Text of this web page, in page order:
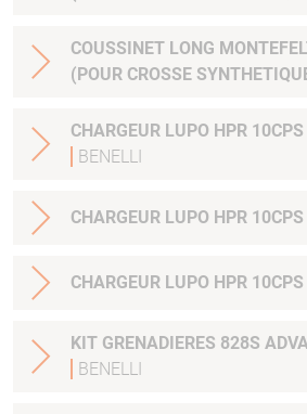
COUSSINET LONG
(POUR CROSSE
CHARGEUR LUPO HPR
BENELLI
CHARGEUR LUPO HPR
CHARGEUR LUPO HPR
KIT GRENADIERES 828S
BENELLI